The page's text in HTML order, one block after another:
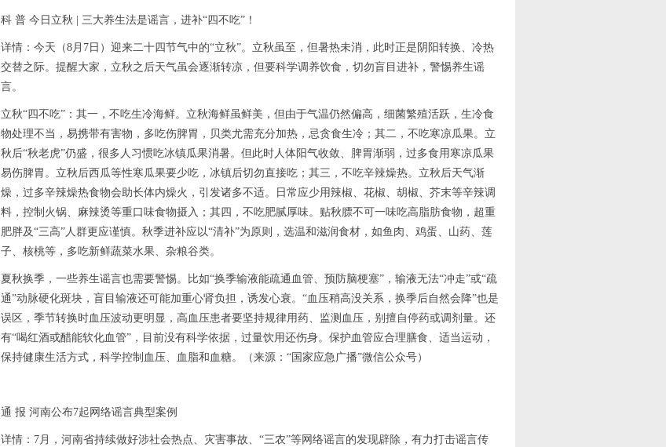
科 普 今日立秋 | 三大养生法是谣言，进补“四不吃”！
详情：今天（8月7日）迎来二十四节气中的“立秋”。立秋虽至，但暑热未消，此时正是阴阳转换、冷热
交替之际。提醒大家，立秋之后天气虽会逐渐转凉，但要科学调养饮食，切勿盲目进补，警惕养生谣
言。
立秋“四不吃”：其一，不吃生冷海鲜。立秋海鲜虽鲜美，但由于气温仍然偏高，细菌繁殖活跃，生冷食
物处理不当，易携带有害物，多吃伤脾胃，贝类尤需充分加热，忌贪食生冷；其二，不吃寒凉瓜果。立
秋后“秋老虎”仍盛，很多人习惯吃冰镇瓜果消暑。但此时人体阳气收敛、脾胃渐弱，过多食用寒凉瓜果
易伤脾胃。立秋后西瓜等性寒瓜果要少吃，冰镇后切勿直接吃；其三，不吃辛辣燥热。立秋后天气渐
燥，过多辛辣燥热食物会助长体内燥火，引发诸多不适。日常应少用辣椒、花椒、胡椒、芥末等辛辣调
料，控制火锅、麻辣烫等重口味食物摄入；其四，不吃肥腻厚味。贴秋膘不可一味吃高脂肪食物，超重
肥胖及“三高”人群更应谨慎。秋季进补应以“清补”为原则，选温和滋润食材，如鱼肉、鸡蛋、山药、莲
子、核桃等，多吃新鲜蔬菜水果、杂粮谷类。
夏秋换季，一些养生谣言也需要警惕。比如“换季输液能疏通血管、预防脑梗塞”，输液无法“冲走”或“疏
通”动脉硬化斑块，盲目输液还可能加重心肾负担，诱发心衰。“血压稍高没关系，换季后自然会降”也是
误区，季节转换时血压波动更明显，高血压患者要坚持规律用药、监测血压，别擅自停药或调剂量。还
有“喝红酒或醋能软化血管”，目前没有科学依据，过量饮用还伤身。保护血管应合理膳食、适当运动，
保持健康生活方式，科学控制血压、血脂和血糖。（来源：“国家应急广播”微信公众号）
通 报 河南公布7起网络谣言典型案例
详情：7月，河南省持续做好涉社会热点、灾害事故、“三农”等网络谣言的发现辟除，有力打击谣言传